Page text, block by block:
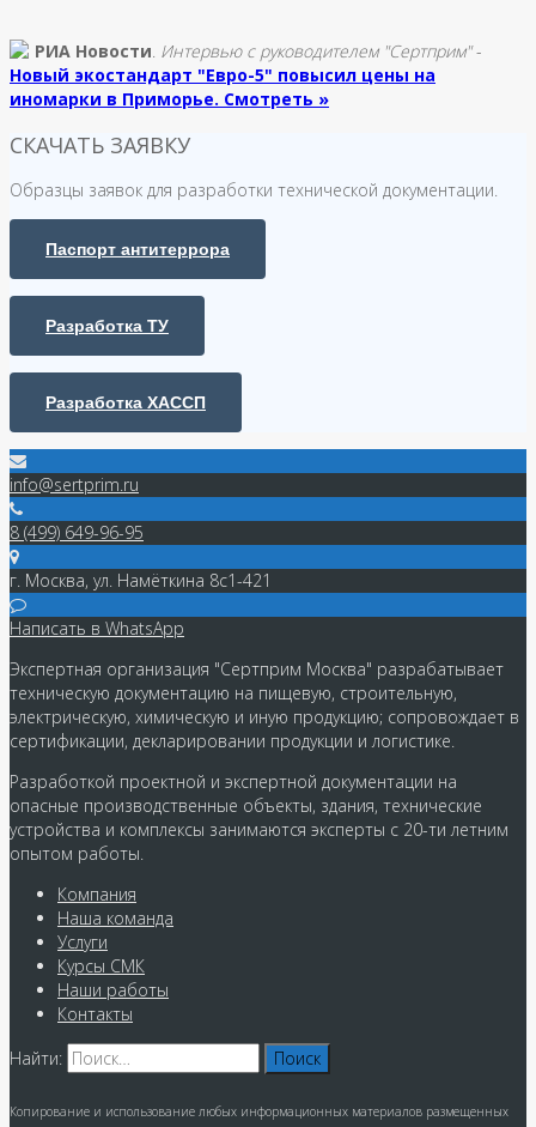
РИА Новости. Интервью с руководителем "Сертприм"-
Новый экостандарт "Евро-5" повысил цены на
иномарки в Приморье. Смотреть »
СКАЧАТЬ ЗАЯВКУ
Образцы заявок для разработки технической документации.
Паспорт антитеррора
Разработка ТУ
Разработка ХАССП
info@sertprim.ru
8 (499) 649-96-95
г. Москва, ул. Намёткина 8с1-421
Написать в WhatsApp
Экспертная организация "Сертприм Москва" разрабатывает
техническую документацию на пищевую, строительную,
электрическую, химическую и иную продукцию; сопровождает в
сертификации, декларировании продукции и логистике.
Разработкой проектной и экспертной документации на
опасные производственные объекты, здания, технические
устройства и комплексы занимаются эксперты с 20-ти летним
опытом работы.
Компания
Наша команда
Услуги
Курсы СМК
Наши работы
Контакты
Найти:
Копирование и использование любых информационных материалов размещенных